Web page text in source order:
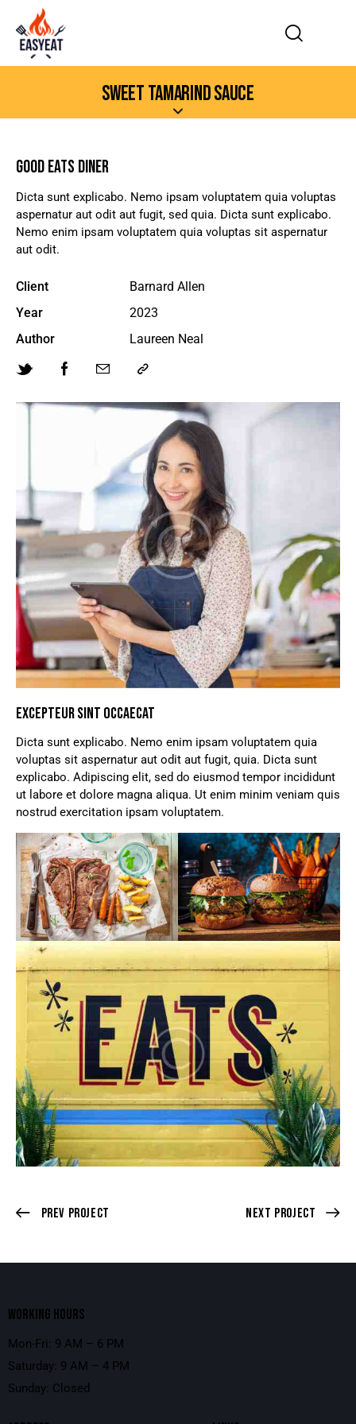
SWEET TAMARIND SAUCE
GOOD EATS DINER
Dicta sunt explicabo. Nemo ipsam voluptatem quia voluptas
aspernatur aut odit aut fugit, sed quia. Dicta sunt explicabo.
Nemo enim ipsam voluptatem quia voluptas sit aspernatur
aut odit.
Client
Barnard Allen
Year
2023
Author
Laureen Neal
EXCEPTEUR SINT OCCAECAT
Dicta sunt explicabo. Nemo enim ipsam voluptatem quia
voluptas sit aspernatur aut odit aut fugit, quia. Dicta sunt
explicabo. Adipiscing elit, sed do eiusmod tempor incididunt
ut labore et dolore magna aliqua. Ut enim minim veniam quis
nostrud exercitation ipsam voluptatem.
Prev Project Next Project
WORKING HOURS
Mon-Fri: 9 AM – 6 PM
Saturday: 9 AM – 4 PM
Sunday: Closed